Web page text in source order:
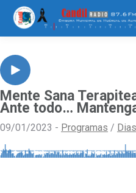
Mente Sana
Ante todo…
09/01/2023 - Programas /